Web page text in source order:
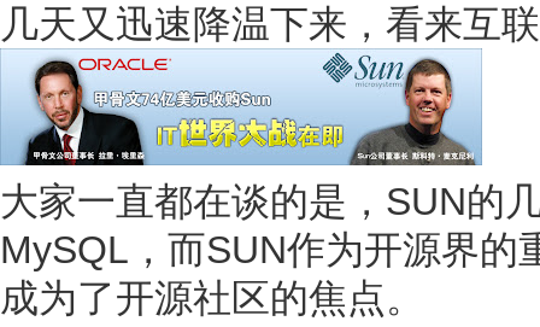
几天又迅速降温下来，看来互
大家一直都在谈的是，SUN的
MySQL，而SUN作为开源界
成为了开源社区的焦点。